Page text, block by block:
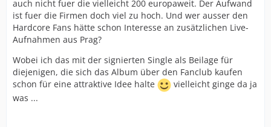
auch nicht fuer die vielleicht 200 europaweit. Der Aufwand
ist fuer die Firmen doch viel zu hoch. Und wer ausser den
Hardcore Fans hätte schon Interesse an zusätzlichen Live-
Aufnahmen aus Prag?
Wobei ich das mit der signierten Single als Beilage für
diejenigen, die sich das Album über den Fanclub kaufen
schon für eine attraktive Idee halte
vielleicht ginge da ja
was ...